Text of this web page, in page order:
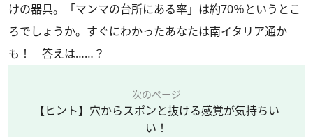
けの器具。「マンマの台所にある率」は約70％というとこ
ろでしょうか。すぐにわかったあなたは南イタリア通か
も！ 答えは……？
次のページ
【ヒント】穴からスポンと抜ける感覚が気持ちい
い！